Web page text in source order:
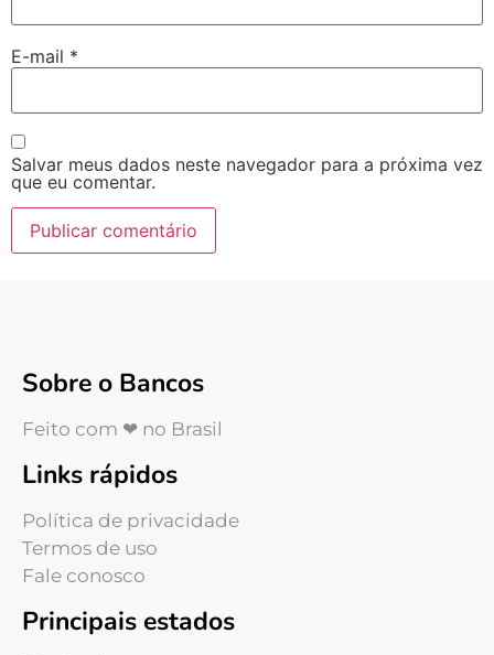
E-mail *
Salvar meus dados neste navegador para a próxima vez
que eu comentar.
Sobre o Bancos
Feito com ❤ no Brasil
Links rápidos
Política de privacidade
Termos de uso
Fale conosco
Principais estados